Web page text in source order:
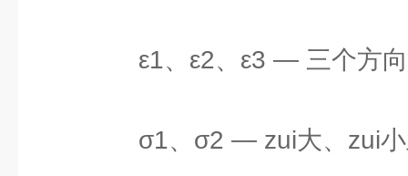
ε1、ε2、ε3 — 三个方向
σ1、σ2 — zui大、zui小